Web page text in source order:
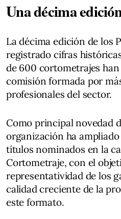
Una décima
La décima edición de los
registrado cifras
de 600 cortometrajes
comisión formada por
profesionales del sector.
Como principal novedad
organización ha
títulos nominados en la
Cortometraje, con el
representatividad de los
calidad creciente de la
este formato.